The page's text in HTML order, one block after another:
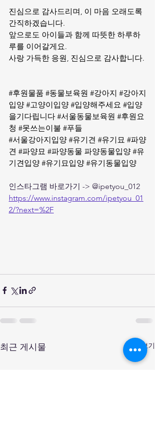
진심으로 감사드리며, 이 마음 오래도록
간직하겠습니다.
앞으로도 아이들과 함께 따뜻한 하루하
루를 이어갈게요.
사랑 가득한 응원, 진심으로 감사합니다.
#후원물품 #동물보육원 #강아지 #강아지
입양 #고양이입양 #입양해주세요 #입양
을기다립니다 #서울동물보육원 #후원요
청 #못쓰는이불 #푸들
#서울강아지입양 #유기견 #유기묘 #파양
견 #파양묘 #파양동물 파양동물입양 #유
기견입양 #유기묘입양 #유기동물입양
인스타그램 바로가기 -> @ipetyou_012
https://www.instagram.com/ipetyou_01
2/?next=%2F
최근 게시물 전체 보기